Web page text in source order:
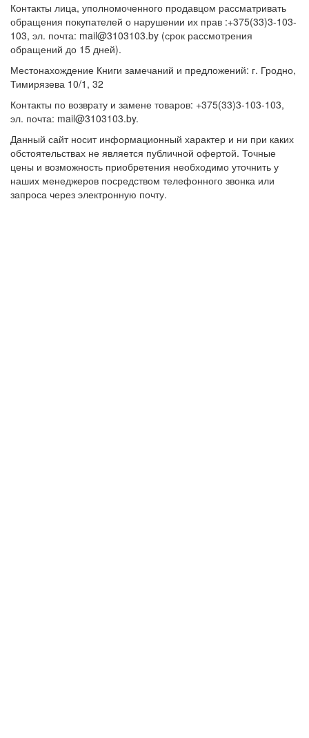
Контакты лица, уполномоченного продавцом рассматривать
обращения покупателей о нарушении их прав :+375(33)3-103-
103, эл. почта: mail@3103103.by (срок рассмотрения
обращений до 15 дней).
Местонахождение Книги замечаний и предложений: г. Гродно,
Тимирязева 10/1, 32
Контакты по возврату и замене товаров: +375(33)3-103-103,
эл. почта: mail@3103103.by.
Данный сайт носит информационный характер и ни при каких
обстоятельствах не является публичной офертой. Точные
цены и возможность приобретения необходимо уточнить у
наших менеджеров посредством телефонного звонка или
запроса через электронную почту.